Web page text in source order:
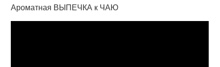
Ароматная ВЫПЕЧКА к ЧАЮ